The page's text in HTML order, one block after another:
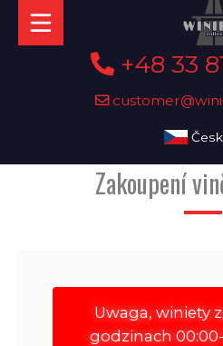
+48 33
Zakoupení
Uwaga, winiety
godzinach